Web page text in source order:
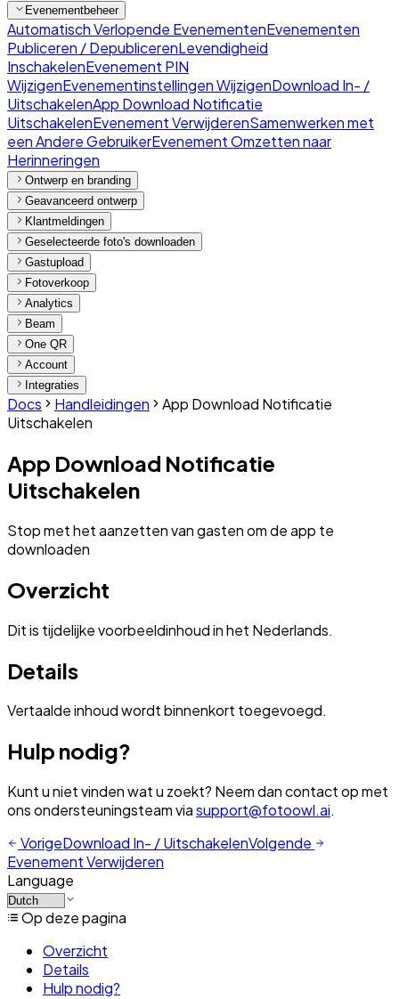
Evenementbeheer
Automatisch Verlopende EvenementenEvenementen
Publiceren / DepublicerenLevendigheid
InschakelenEvenement PIN
WijzigenEvenementinstellingen WijzigenDownload In- /
UitschakelenApp Download Notificatie
UitschakelenEvenement VerwijderenSamenwerken met
een Andere GebruikerEvenement Omzetten naar
Herinneringen
Ontwerp en branding
Geavanceerd ontwerp
Klantmeldingen
Geselecteerde foto's downloaden
Gastupload
Fotoverkoop
Analytics
Beam
One QR
Account
Integraties
Docs Handleidingen
App Download Notificatie
Uitschakelen
App Download Notificatie
Uitschakelen
Stop met het aanzetten van gasten om de app te
downloaden
Overzicht
Dit is tijdelijke voorbeeldinhoud in het Nederlands.
Details
Vertaalde inhoud wordt binnenkort toegevoegd.
Hulp nodig?
Kunt u niet vinden wat u zoekt? Neem dan contact op met
ons ondersteuningsteam viasupport@fotoowl.ai.
VorigeDownload In- / UitschakelenVolgende
Evenement Verwijderen
Language
Op deze pagina
Overzicht
Details
Hulp nodig?